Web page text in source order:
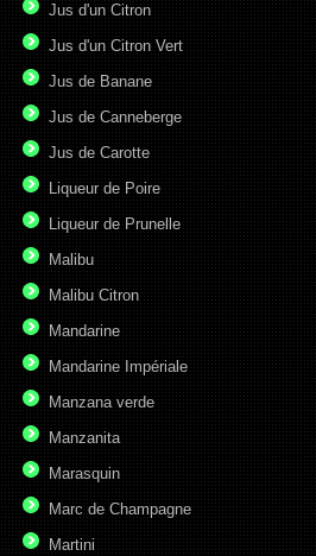
Jus d'un Citron
Jus d'un Citron Vert
Jus de Banane
Jus de Canneberge
Jus de Carotte
Liqueur de Poire
Liqueur de Prunelle
Malibu
Malibu Citron
Mandarine
Mandarine Impériale
Manzana verde
Manzanita
Marasquin
Marc de Champagne
Martini